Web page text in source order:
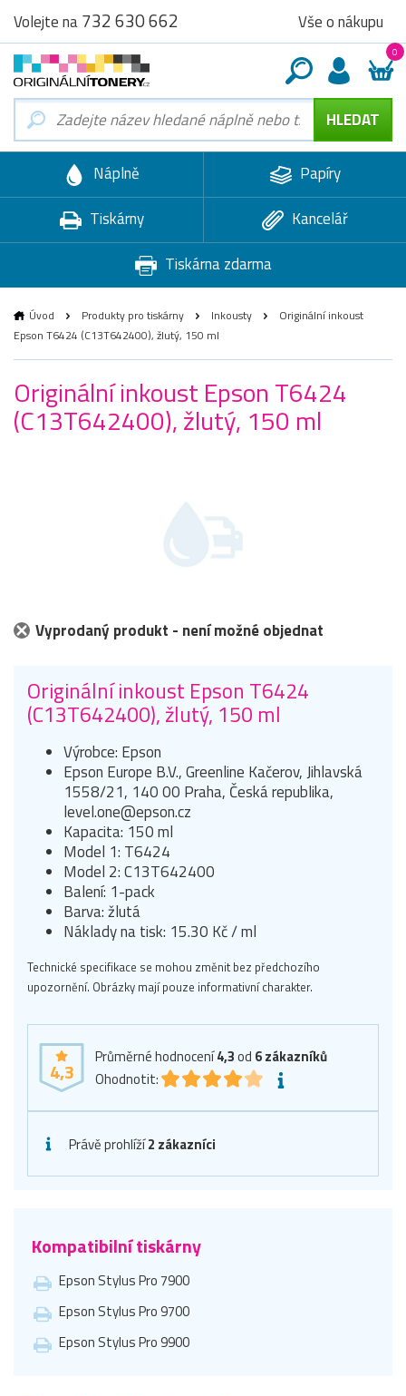
Volejte na732 630 662 Vše o nákupu
0
Náplně
Papíry
Tiskárny
Kancelář
Tiskárna zdarma
Úvod Produkty pro tiskárny Inkousty
Originální inkoust
Epson T6424 (C13T642400), žlutý, 150 ml
Originální inkoust Epson T6424
(C13T642400), žlutý, 150 ml
Vyprodaný produkt - není možné objednat
Originální inkoust Epson T6424
(C13T642400), žlutý, 150 ml
Výrobce: Epson
Epson Europe B.V., Greenline Kačerov, Jihlavská
1558/21, 140 00 Praha, Česká republika,
level.one@epson.cz
Kapacita: 150 ml
Model 1: T6424
Model 2: C13T642400
Balení: 1-pack
Barva: žlutá
Náklady na tisk: 15.30 Kč / ml
Technické specifikace se mohou změnit bez předchozího
upozornění. Obrázky mají pouze informativní charakter.
4,3
Průměrné hodnocení4,3od 6zákazníků
Ohodnotit:
Právě prohlíží2 zákazníci
Kompatibilní tiskárny
Epson Stylus Pro 7900
Epson Stylus Pro 9700
Epson Stylus Pro 9900